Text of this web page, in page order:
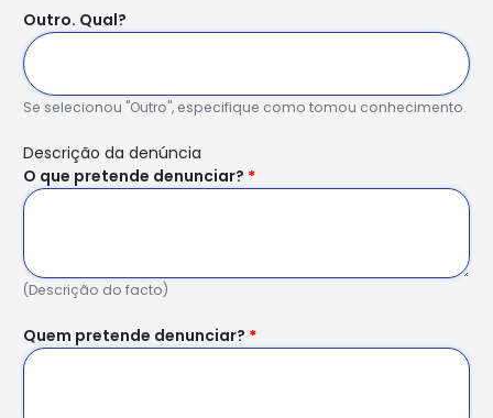
Outro. Qual?
Se selecionou "Outro", especifique como tomou conhecimento.
Descrição da denúncia
O que pretende denunciar? *
(Descrição do facto)
Quem pretende denunciar? *